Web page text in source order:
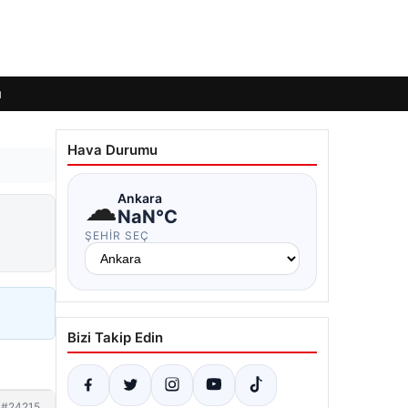
Hava Durumu
☁Ankara
NaN°C
ŞEHIR SEÇ
Bizi Takip Edin